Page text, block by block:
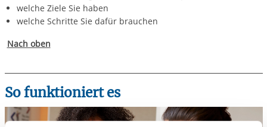
welche Ziele Sie haben
welche Schritte Sie dafür brauchen
Nach oben
So funktioniert es